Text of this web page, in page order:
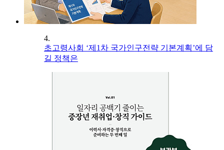
4.
초고령사회 ‘제1차 국가인구전략 기본계획’에 담
길 정책은